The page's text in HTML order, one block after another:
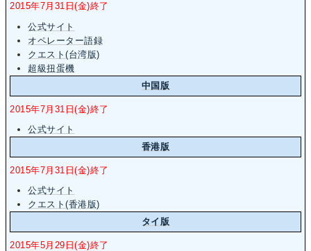
2015年7月31日(金)終了
公式サイト
オペレーター語録
クエスト(台湾版)
超級扭蛋機
中国版
2015年7月31日(金)終了
公式サイト
香港版
2015年7月31日(金)終了
公式サイト
クエスト(香港版)
タイ版
2015年5月29日(金)終了